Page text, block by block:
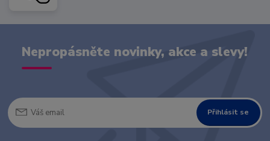
Nepropásněte novinky, akce a slevy!
Přihlásit se